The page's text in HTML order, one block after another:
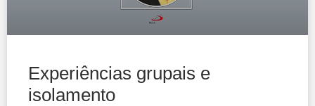
Experiências grupais e
isolamento